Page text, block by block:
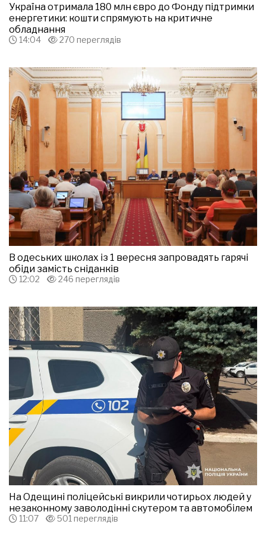
Україна отримала 180 млн євро до Фонду підтримки
енергетики: кошти спрямують на критичне
обладнання
14:04 270 переглядів
В одеських школах із 1 вересня запровадять гарячі
обіди замість сніданків
12:02 246 переглядів
На Одещині поліцейські викрили чотирьох людей у
незаконному заволодінні скутером та автомобілем
11:07 501 переглядів